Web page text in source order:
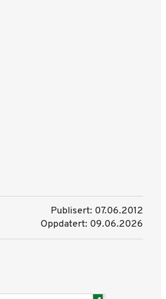
Publisert: 07.06.2012
Oppdatert: 09.06.2026